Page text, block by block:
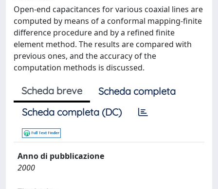
Open-end capacitances for various coaxial lines are
computed by means of a conformal mapping-finite
difference procedure and by a refined finite
element method. The results are compared with
previous ones, and the accuracy of the
computation methods is discussed.
Scheda breve
Scheda completa
Scheda completa (DC)
Anno di pubblicazione
2000